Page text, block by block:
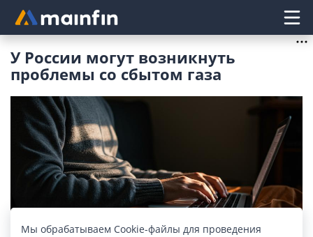
Главное меню
У России могут возникнуть
проблемы со сбытом газа
Мы обрабатываем Cookie-файлы для проведения